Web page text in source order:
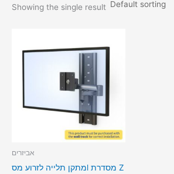
Showing the single result
אביזרים
מתקן תלייה לזרוע מסl מסדרת Z